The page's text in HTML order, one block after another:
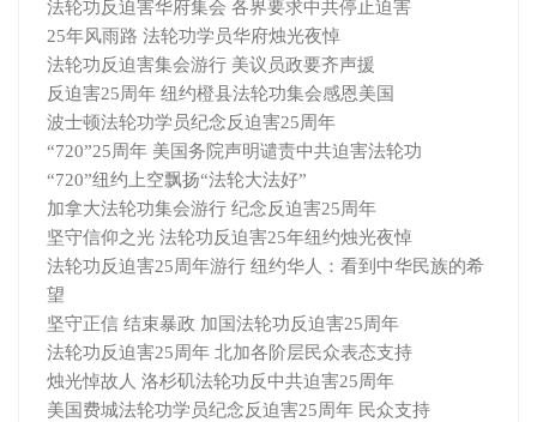
法轮功反迫害华府集会 各界要求中共停止迫害
25年风雨路 法轮功学员华府烛光夜悼
法轮功反迫害集会游行 美议员政要齐声援
反迫害25周年 纽约橙县法轮功集会感恩美国
波士顿法轮功学员纪念反迫害25周年
“720”25周年 美国务院声明谴责中共迫害法轮功
“720”纽约上空飘扬“法轮大法好”
加拿大法轮功集会游行 纪念反迫害25周年
坚守信仰之光 法轮功反迫害25年纽约烛光夜悼
法轮功反迫害25周年游行 纽约华人：看到中华民族的希
望
坚守正信 结束暴政 加国法轮功反迫害25周年
法轮功反迫害25周年 北加各阶层民众表态支持
烛光悼故人 洛杉矶法轮功反中共迫害25周年
美国费城法轮功学员纪念反迫害25周年 民众支持